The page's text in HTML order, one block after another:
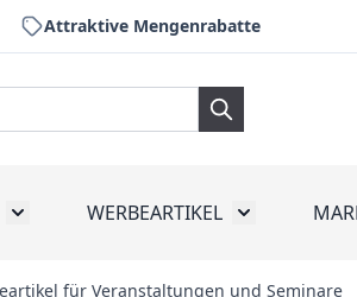
Attraktive Mengenrabatte
Toggle submenu for Promotion
WERBEARTIKEL Toggle
für Veranstaltungen und Seminare